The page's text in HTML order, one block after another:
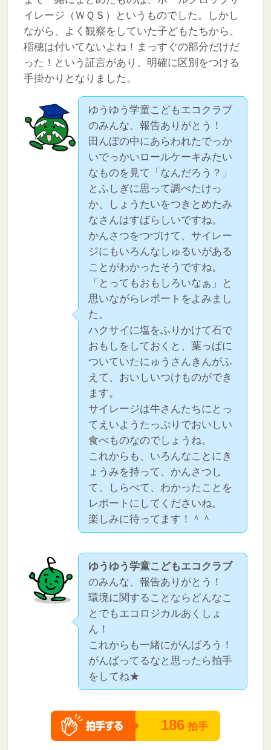
イレージ（ＷＱＳ）というものでした。しかし
ながら、よく観察をしていた子どもたちから、
稲穂は付いてないよね！まっすぐの部分だけだ
った！という証言があり、明確に区別をつける
手掛かりとなりました。
ゆうゆう学童こどもエコクラブ
のみんな、報告ありがとう！
田んぼの中にあらわれたでっか
いでっかいロールケーキみたい
なものを見て「なんだろう？」
とふしぎに思って調べたけっ
か、しょうたいをつきとめたみ
なさんはすばらしいですね。
かんさつをつづけて、サイレー
ジにもいろんなしゅるいがある
ことがわかったそうですね。
「とってもおもしろいなぁ」と
思いながらレポートをよみまし
た。
ハクサイに塩をふりかけて石で
おもしをしておくと、葉っぱに
ついていたにゅうさんきんがふ
えて、おいしいつけものができ
ます。
サイレージは牛さんたちにとっ
てえいようたっぷりでおいしい
食べものなのでしょうね。
これからも、いろんなことにき
ょうみを持って、かんさつし
て、しらべて、わかったことを
レポートにしてくださいね。
楽しみに待ってます！＾＾
ゆうゆう学童こどもエコクラブ
のみんな、報告ありがとう！
環境に関することならどんなこ
とでもエコロジカルあくしょ
ん！
これからも一緒にがんばろう！
がんばってるなと思ったら拍手
をしてね★
186 拍手